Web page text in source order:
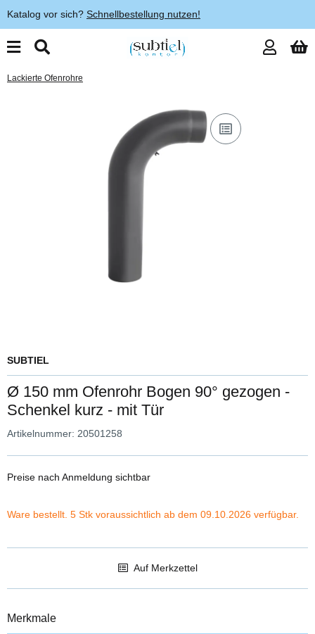
Katalog vor sich? Schnellbestellung nutzen!
Lackierte Ofenrohre
SUBTIEL
Ø 150 mm Ofenrohr Bogen 90° gezogen -
Schenkel kurz - mit Tür
Artikelnummer: 20501258
Preise nach Anmeldung sichtbar
Ware bestellt. 5 Stk voraussichtlich ab dem 09.10.2026 verfügbar.
Auf Merkzettel
Merkmale